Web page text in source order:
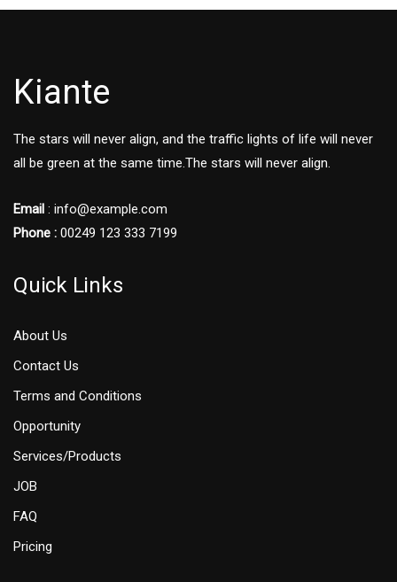
Kiante
The stars will never align, and the traffic lights of life will never
all be green at the same time.The stars will never align.
Email : info@example.com
Phone : 00249 123 333 7199
Quick Links
About Us
Contact Us
Terms and Conditions
Opportunity
Services/Products
JOB
FAQ
Pricing